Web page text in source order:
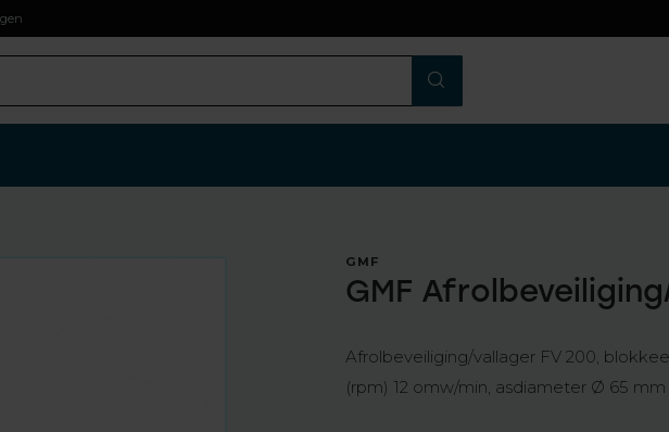
GMF
GMF
Afrolbeveiliging/vallager FV 200,
(rpm) 12 omw/min, asdiameter Ø 65 mm